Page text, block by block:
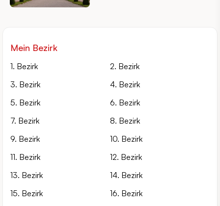
Mein Bezirk
1. Bezirk
2. Bezirk
3. Bezirk
4. Bezirk
5. Bezirk
6. Bezirk
7. Bezirk
8. Bezirk
9. Bezirk
10. Bezirk
11. Bezirk
12. Bezirk
13. Bezirk
14. Bezirk
15. Bezirk
16. Bezirk